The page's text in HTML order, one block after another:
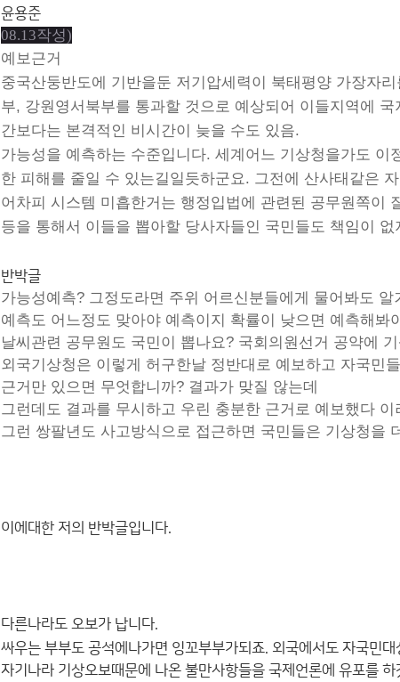
윤용준
08.13작성)
예보근거
중국산둥반도에 기반을둔 저기압세력이 북태평양 가장자
부, 강원영서북부를 통과할 것으로 예상되어 이들지역에
간보다는 본격적인 비시간이 늦을 수도 있음.
가능성을 예측하는 수준입니다. 세계어느 기상청을가도
한 피해를 줄일 수 있는길일듯하군요. 그전에 산사태같은
어차피 시스템 미흡한거는 행정입법에 관련된 공무원쪽이
등을 통해서 이들을 뽑아할 당사자들인 국민들도 책임이
반박글
가능성예측? 그정도라면 주위 어르신분들에게 물어봐도
예측도 어느정도 맞아야 예측이지 확률이 낮으면 예측해봐
날씨관련 공무원도 국민이 뽑나요? 국회의원선거 공약에
외국기상청은 이렇게 허구한날 정반대로 예보하고 자국민
근거만 있으면 무엇합니까? 결과가 맞질 않는데
그런데도 결과를 무시하고 우린 충분한 근거로 예보했다
그런 쌍팔년도 사고방식으로 접근하면 국민들은 기상청을
이에대한 저의 반박글입니다.
다른나라도 오보가 납니다.
싸우는 부부도 공석에나가면 잉꼬부부가되죠. 외국에서도 자국민
자기나라 기상오보때문에 나온 불만사항들을 국제언론에 유포를